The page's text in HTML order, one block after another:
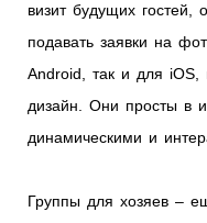
визит будущих гостей,
подавать заявки на
Android, так и для iOS,
дизайн. Они просты в
динамическими и
Группы для хозяев –